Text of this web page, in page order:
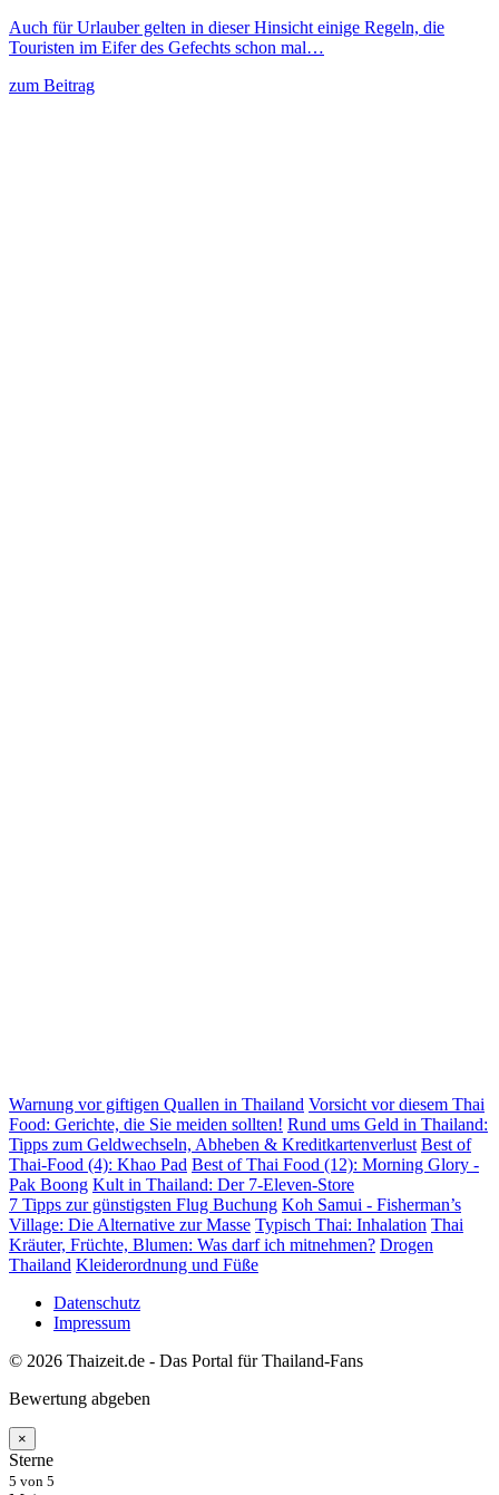
Auch für Urlauber gelten in dieser Hinsicht einige Regeln, die
Touristen im Eifer des Gefechts schon mal…
zum Beitrag
Warnung vor giftigen Quallen in Thailand Vorsicht vor diesem Thai
Food: Gerichte, die Sie meiden sollten! Rund ums Geld in Thailand:
Tipps zum Geldwechseln, Abheben & Kreditkartenverlust Best of
Thai-Food (4): Khao Pad Best of Thai Food (12): Morning Glory -
Pak Boong Kult in Thailand: Der 7-Eleven-Store
7 Tipps zur günstigsten Flug Buchung Koh Samui - Fisherman’s
Village: Die Alternative zur Masse Typisch Thai: Inhalation Thai
Kräuter, Früchte, Blumen: Was darf ich mitnehmen? Drogen
Thailand Kleiderordnung und Füße
Datenschutz
Impressum
© 2026 Thaizeit.de - Das Portal für Thailand-Fans
Bewertung abgeben
×
Sterne
5 von 5